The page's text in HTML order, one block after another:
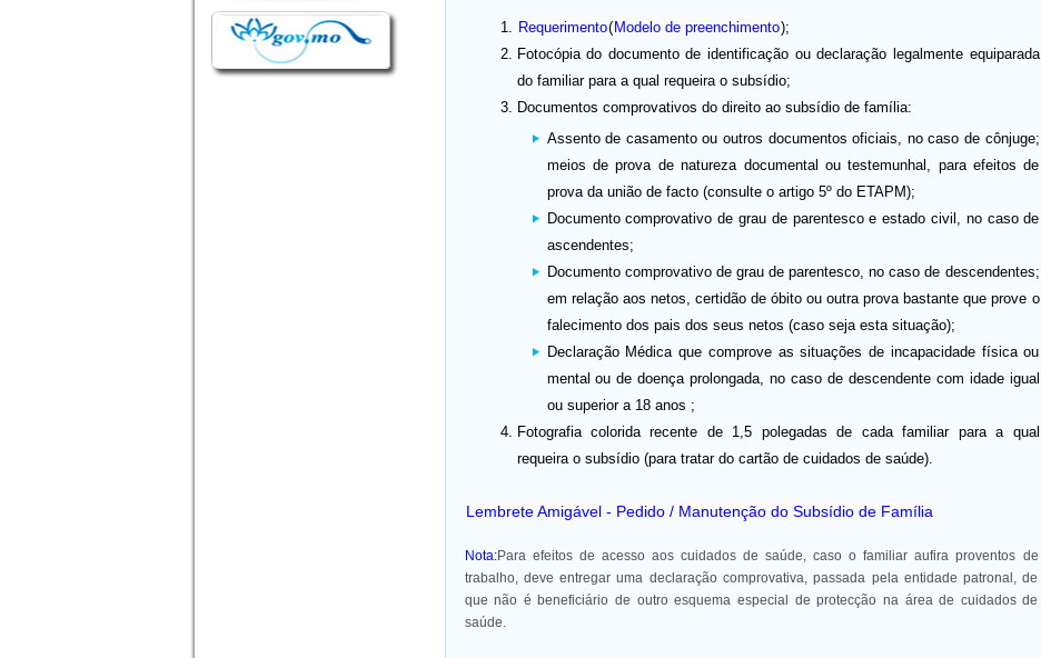
Requerimento( Modelo de preenchimento);
Fotocópia do documento de identificação ou declaração legalmente equiparada
do familiar para a qual requeira o subsídio;
Documentos comprovativos do direito ao subsídio de família:
Assento de casamento ou outros documentos oficiais, no caso de cônjuge;
meios de prova de natureza documental ou testemunhal, para efeitos de
prova da união de facto (consulte o artigo 5º do ETAPM);
Documento comprovativo de grau de parentesco e estado civil, no caso de
ascendentes;
Documento comprovativo de grau de parentesco, no caso de descendentes;
em relação aos netos, certidão de óbito ou outra prova bastante que prove o
falecimento dos pais dos seus netos (caso seja esta situação);
Declaração Médica que comprove as situações de incapacidade física ou
mental ou de doença prolongada, no caso de descendente com idade igual
ou superior a 18 anos ;
Fotografia colorida recente de 1,5 polegadas de cada familiar para a qual
requeira o subsídio (para tratar do cartão de cuidados de saúde).
Lembrete Amigável - Pedido / Manutenção do Subsídio de Família
Nota:Para efeitos de acesso aos cuidados de saúde, caso o familiar aufira proventos de
trabalho, deve entregar uma declaração comprovativa, passada pela entidade patronal, de
que não é beneficiário de outro esquema especial de protecção na área de cuidados de
saúde.